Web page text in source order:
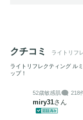
クチコミ ライトリフ
ライトリフレクティング ル
ップ！
52歳敏感肌 218
miry31さん